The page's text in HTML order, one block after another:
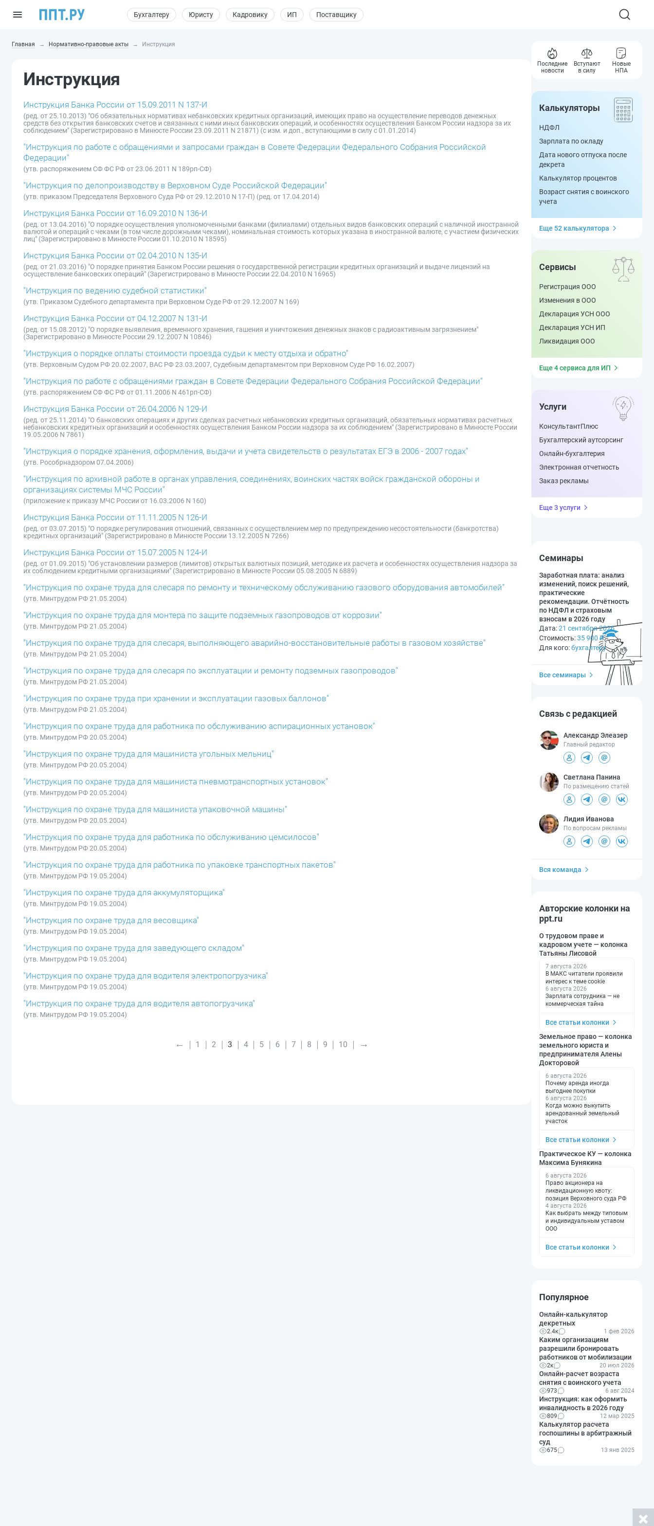
Бухгалтеру Юристу Кадровику ИП Поставщику
Главная Нормативно-правовые акты Инструкция
Инструкция
Инструкция Банка России от 15.09.2011 N 137-И
(ред. от 25.10.2013) "Об обязательных нормативах небанковских кредитных организаций, имеющих право на осуществление переводов денежных
средств без открытия банковских счетов и связанных с ними иных банковских операций, и особенностях осуществления Банком России надзора за их
соблюдением" (Зарегистрировано в Минюсте России 23.09.2011 N 21871) (с изм. и доп., вступающими в силу с 01.01.2014)
"Инструкция по работе с обращениями и запросами граждан в Совете Федерации Федерального Собрания Российской
Федерации"
(утв. распоряжением СФ ФС РФ от 23.06.2011 N 189рп-СФ)
"Инструкция по делопроизводству в Верховном Суде Российской Федерации"
(утв. приказом Председателя Верховного Суда РФ от 29.12.2010 N 17-П) (ред. от 17.04.2014)
Инструкция Банка России от 16.09.2010 N 136-И
(ред. от 13.04.2016) "О порядке осуществления уполномоченными банками (филиалами) отдельных видов банковских операций с наличной иностранной
валютой и операций с чеками (в том числе дорожными чеками), номинальная стоимость которых указана в иностранной валюте, с участием физических
лиц" (Зарегистрировано в Минюсте России 01.10.2010 N 18595)
Инструкция Банка России от 02.04.2010 N 135-И
(ред. от 21.03.2016) "О порядке принятия Банком России решения о государственной регистрации кредитных организаций и выдаче лицензий на
осуществление банковских операций" (Зарегистрировано в Минюсте России 22.04.2010 N 16965)
"Инструкция по ведению судебной статистики"
(утв. Приказом Судебного департамента при Верховном Суде РФ от 29.12.2007 N 169)
Инструкция Банка России от 04.12.2007 N 131-И
(ред. от 15.08.2012) "О порядке выявления, временного хранения, гашения и уничтожения денежных знаков с радиоактивным загрязнением"
(Зарегистрировано в Минюсте России 29.12.2007 N 10846)
"Инструкция о порядке оплаты стоимости проезда судьи к месту отдыха и обратно"
(утв. Верховным Судом РФ 20.02.2007, ВАС РФ 23.03.2007, Судебным департаментом при Верховном Суде РФ 16.02.2007)
"Инструкция по работе с обращениями граждан в Совете Федерации Федерального Собрания Российской Федерации"
(утв. распоряжением СФ ФС РФ от 01.11.2006 N 461рп-СФ)
Инструкция Банка России от 26.04.2006 N 129-И
(ред. от 25.11.2014) "О банковских операциях и других сделках расчетных небанковских кредитных организаций, обязательных нормативах расчетных
небанковских кредитных организаций и особенностях осуществления Банком России надзора за их соблюдением" (Зарегистрировано в Минюсте России
19.05.2006 N 7861)
"Инструкция о порядке хранения, оформления, выдачи и учета свидетельств о результатах ЕГЭ в 2006 - 2007 годах"
(утв. Рособрнадзором 07.04.2006)
"Инструкция по архивной работе в органах управления, соединениях, воинских частях войск гражданской обороны и
организациях системы МЧС России"
(приложение к приказу МЧС России от 16.03.2006 N 160)
Инструкция Банка России от 11.11.2005 N 126-И
(ред. от 03.07.2015) "О порядке регулирования отношений, связанных с осуществлением мер по предупреждению несостоятельности (банкротства)
кредитных организаций" (Зарегистрировано в Минюсте России 13.12.2005 N 7266)
Инструкция Банка России от 15.07.2005 N 124-И
(ред. от 01.09.2015) "Об установлении размеров (лимитов) открытых валютных позиций, методике их расчета и особенностях осуществления надзора за
их соблюдением кредитными организациями" (Зарегистрировано в Минюсте России 05.08.2005 N 6889)
"Инструкция по охране труда для слесаря по ремонту и техническому обслуживанию газового оборудования автомобилей"
(утв. Минтрудом РФ 21.05.2004)
"Инструкция по охране труда для монтера по защите подземных газопроводов от коррозии"
(утв. Минтрудом РФ 21.05.2004)
"Инструкция по охране труда для слесаря, выполняющего аварийно-восстановительные работы в газовом хозяйстве"
(утв. Минтрудом РФ 21.05.2004)
"Инструкция по охране труда для слесаря по эксплуатации и ремонту подземных газопроводов"
(утв. Минтрудом РФ 21.05.2004)
"Инструкция по охране труда при хранении и эксплуатации газовых баллонов"
(утв. Минтрудом РФ 21.05.2004)
"Инструкция по охране труда для работника по обслуживанию аспирационных установок"
(утв. Минтрудом РФ 20.05.2004)
"Инструкция по охране труда для машиниста угольных мельниц"
(утв. Минтрудом РФ 20.05.2004)
"Инструкция по охране труда для машиниста пневмотранспортных установок"
(утв. Минтрудом РФ 20.05.2004)
"Инструкция по охране труда для машиниста упаковочной машины"
(утв. Минтрудом РФ 20.05.2004)
"Инструкция по охране труда для работника по обслуживанию цемсилосов"
(утв. Минтрудом РФ 20.05.2004)
"Инструкция по охране труда для работника по упаковке транспортных пакетов"
(утв. Минтрудом РФ 19.05.2004)
"Инструкция по охране труда для аккумуляторщика"
(утв. Минтрудом РФ 19.05.2004)
"Инструкция по охране труда для весовщика"
(утв. Минтрудом РФ 19.05.2004)
"Инструкция по охране труда для заведующего складом"
(утв. Минтрудом РФ 19.05.2004)
"Инструкция по охране труда для водителя электропогрузчика"
(утв. Минтрудом РФ 19.05.2004)
"Инструкция по охране труда для водителя автопогрузчика"
(утв. Минтрудом РФ 19.05.2004)
← 1 2 3 4 5 6 7 8 9 10 →
Последние
новости
Вступают
в силу
Новые
НПА
Калькуляторы
НДФЛ
Зарплата по окладу
Дата нового отпуска после
декрета
Калькулятор процентов
Возраст снятия с воинского
учета
Еще 52 калькулятора
Сервисы
Регистрация ООО
Изменения в ООО
Декларация УСН ООО
Декларация УСН ИП
Ликвидация ООО
Еще 4 сервиса для ИП
Услуги
КонсультантПлюс
Бухгалтерский аутсорсинг
Онлайн-бухгалтерия
Электронная отчетность
Заказ рекламы
Еще 3 услуги
Семинары
Заработная плата: анализ
изменений, поиск решений,
практические
рекомендации. Отчётность
по НДФЛ и страховым
взносам в 2026 году
Дата:21 сентября 2026
Стоимость:35 900 ₽
Для кого:бухгалтеру
Все семинары
Связь с редакцией
Александр Элеазер
Главный редактор
Светлана Панина
По размещению статей
Лидия Иванова
По вопросам рекламы
Вся команда
Авторские колонки на
ppt.ru
О трудовом праве и
кадровом учете — колонка
Татьяны Лисовой
7 августа 2026
В МАКС читатели проявили
интерес к теме cookie
6 августа 2026
Зарплата сотрудника — не
коммерческая тайна
Все статьи колонки
Земельное право — колонка
земельного юриста и
предпринимателя Алены
Докторовой
6 августа 2026
Почему аренда иногда
выгоднее покупки
6 августа 2026
Когда можно выкупить
арендованный земельный
участок
Все статьи колонки
Практическое КУ — колонка
Максима Бунякина
6 августа 2026
Право акционера на
ликвидационную квоту:
позиция Верховного суда РФ
4 августа 2026
Как выбрать между типовым
и индивидуальным уставом
ООО
Все статьи колонки
Популярное
Онлайн-калькулятор
декретных
2.4к 1 фев 2026
Каким организациям
разрешили бронировать
работников от мобилизации
2к 20 июл 2026
Онлайн-расчет возраста
снятия с воинского учета
973 6 авг 2024
Инструкция: как оформить
инвалидность в 2026 году
809 12 мар 2025
Калькулятор расчета
госпошлины в арбитражный
суд
675 13 янв 2025